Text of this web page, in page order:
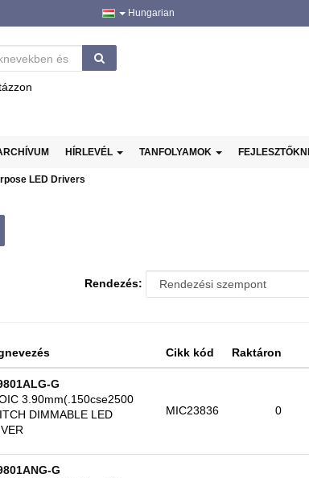
Hungarian
HÍRLEVÉL TANFOLYAMOK
LED Drivers
Rendezés:
Cikk kód Raktáron
G
3.90mm(.150cse2500
DIMMABLE LED
MIC23836 0
G